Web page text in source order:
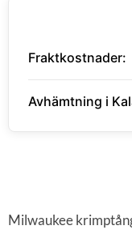
Fraktkostnader:
Avhämtning i
Milwaukee